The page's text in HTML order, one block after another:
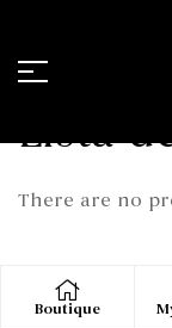
Lista
There are no
Boutique